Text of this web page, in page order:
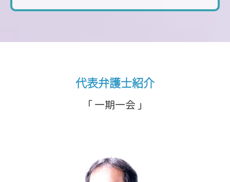
代表弁護士紹介
「 一期一会 」